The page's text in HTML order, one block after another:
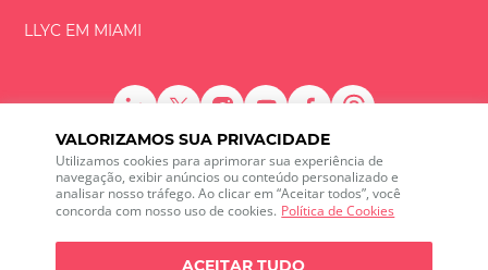
VALORIZAMOS SUA PRIVACIDADE
Utilizamos cookies para aprimorar sua experiência de
navegação, exibir anúncios ou conteúdo personalizado e
analisar nosso tráfego. Ao clicar em “Aceitar todos”, você
concorda com nosso uso de cookies. Política de Cookies
ACEITAR TUDO
LLYC EM MIAMI
LLYC © 2026 Todos os direitos reservados
ES EN PT BR
600 Brickell Avenue, Suite 2125 Miami, Florida 33131